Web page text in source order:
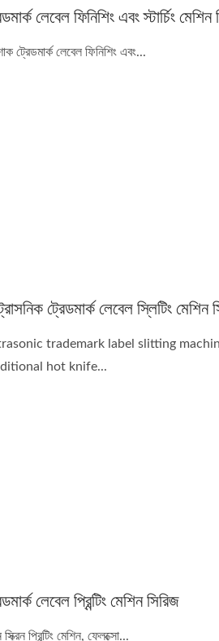
লেবেল ফিনিশিং এবং স্টার্চিং মেশিন
ট্রেডমার্ক লেবেল ফিনিশিং এবং...
ট্রেডমার্ক লেবেল স্লিটিং মেশিন
trademark label slitting
hot knife...
লেবেল প্রিন্টিং মেশিন সিরিজ
স্ক্রিন প্রিন্টিং মেশিন, ফ্লেক্সো...